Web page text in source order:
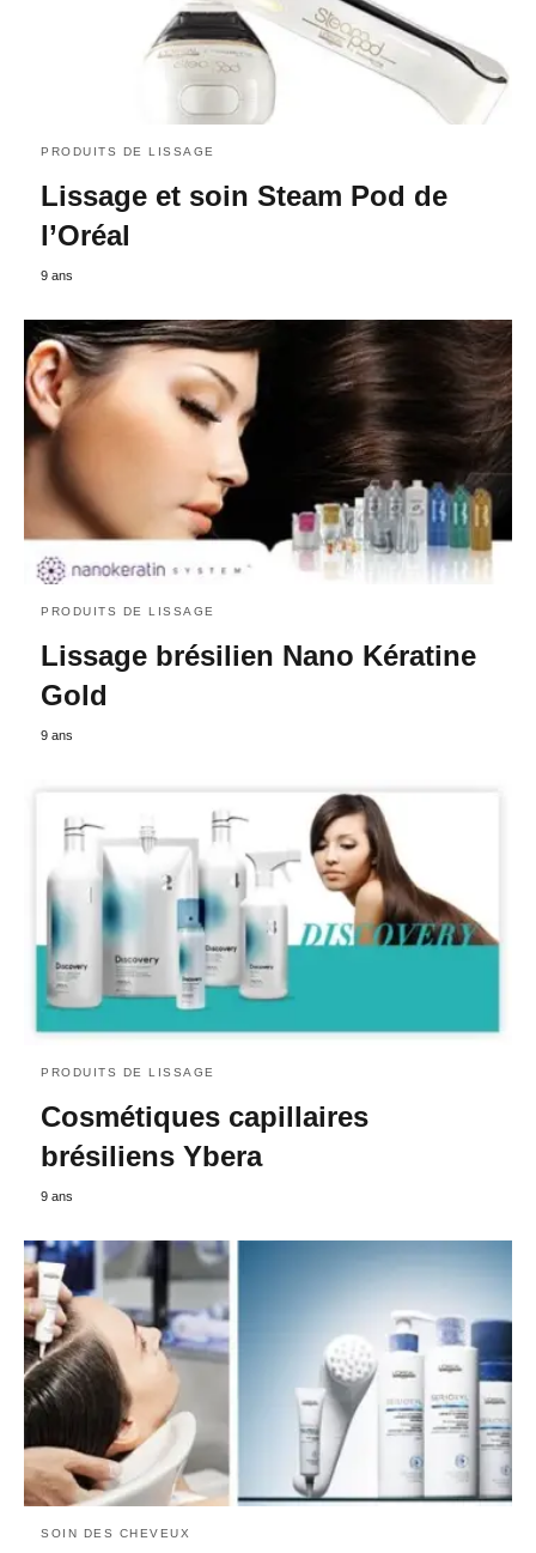
PRODUITS DE LISSAGE
Lissage et soin Steam Pod de
l’Oréal
9 ans
PRODUITS DE LISSAGE
Lissage brésilien Nano Kératine
Gold
9 ans
PRODUITS DE LISSAGE
Cosmétiques capillaires
brésiliens Ybera
9 ans
SOIN DES CHEVEUX